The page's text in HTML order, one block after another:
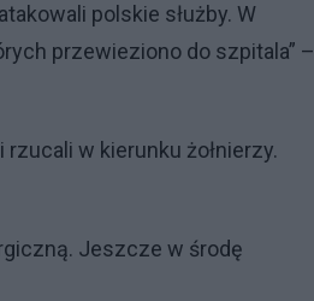
polskie służby. W
przewieziono do szpitala” –
w kierunku żołnierzy.
Jeszcze w środę